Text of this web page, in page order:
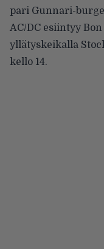
pari Gunnari-
AC/DC esiintyy
yllätyskeikalla
kello 14.